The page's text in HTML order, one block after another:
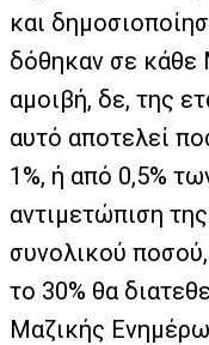
και
δόθηκαν σε
αμοιβή, δε, της
αυτό αποτελεί
1%, ή από 0,5%
αντιμετώπιση
συνολικού
το 30% θα
Μαζικής